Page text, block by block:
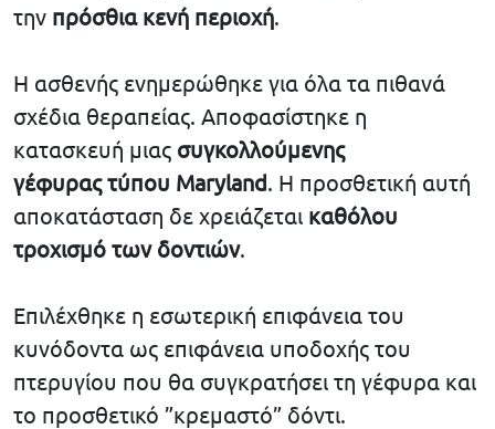
την πρόσθια κενή περιοχή.
Η ασθενής ενημερώθηκε για όλα τα πιθανά
σχέδια θεραπείας. Αποφασίστηκε η
κατασκευή μιας συγκολλούμενης
γέφυρας τύπου Maryland. Η προσθετική αυτή
αποκατάσταση δε χρειάζεται καθόλου
τροχισμό των δοντιών.
Επιλέχθηκε η εσωτερική επιφάνεια του
κυνόδοντα ως επιφάνεια υποδοχής του
πτερυγίου που θα συγκρατήσει τη γέφυρα και
το προσθετικό ”κρεμαστό” δόντι.